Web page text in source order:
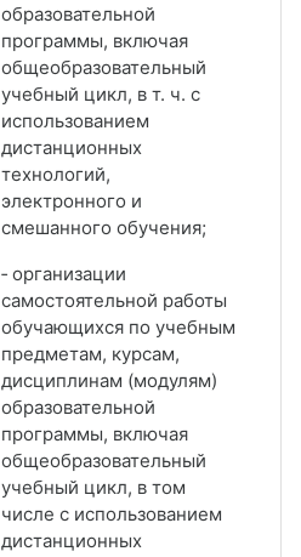
образовательной
программы, включая
общеобразовательный
учебный цикл, в т. ч. с
использованием
дистанционных
технологий,
электронного и
смешанного обучения;
‑ организации
самостоятельной работы
обучающихся по учебным
предметам, курсам,
дисциплинам (модулям)
образовательной
программы, включая
общеобразовательный
учебный цикл, в том
числе с использованием
дистанционных